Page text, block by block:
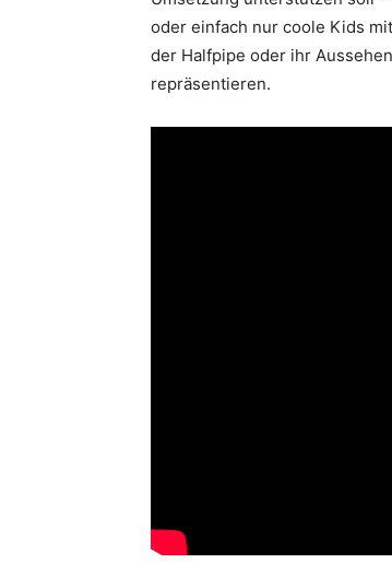
oder einfach nur coole Kids
der Halfpipe oder ihr
repräsentieren.